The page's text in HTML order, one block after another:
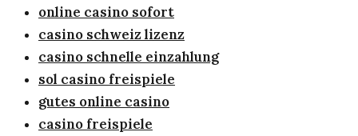
online casino sofort
casino schweiz lizenz
casino schnelle einzahlung
sol casino freispiele
gutes online casino
casino freispiele